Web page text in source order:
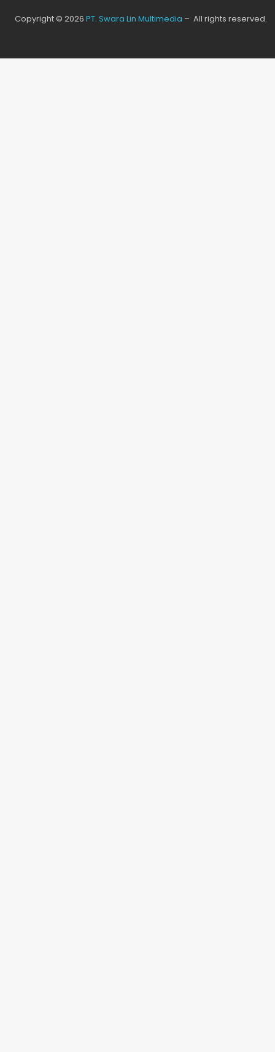
Copyright © 2026 PT. Swara Lin Multimedia – All rights reserved.